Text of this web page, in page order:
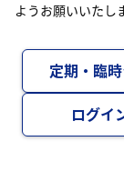
ようお願いいたし
定期・臨
ログイ